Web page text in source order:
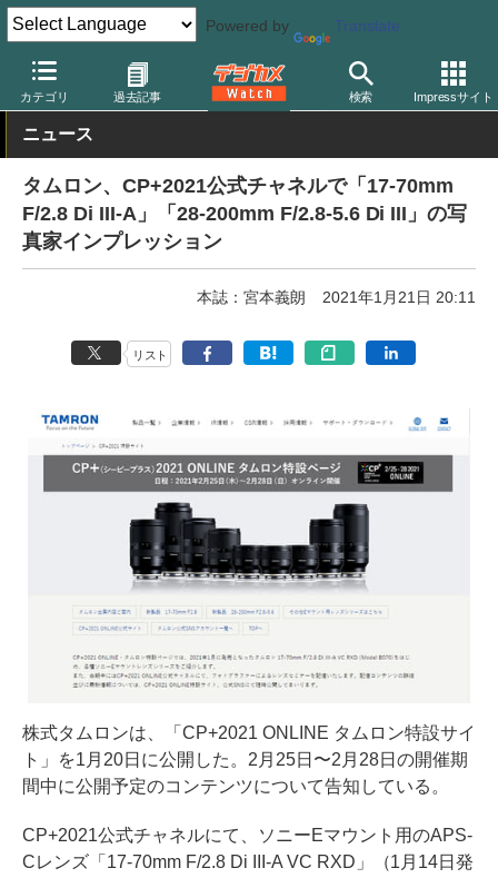
Powered by Translate
カテゴリ 過去記事 検索 Impressサイト
デジカメ Watch イベント CP+ 2021
ニュース
タムロン、CP+2021公式チャネルで「17-70mm
F/2.8 Di III-A」「28-200mm F/2.8-5.6 Di III」の写
真家インプレッション
本誌：宮本義朗 2021年1月21日 20:11
リスト
株式タムロンは、「CP+2021 ONLINE タムロン特設サイ
ト」を1月20日に公開した。2月25日〜2月28日の開催期
間中に公開予定のコンテンツについて告知している。
CP+2021公式チャネルにて、ソニーEマウント用のAPS-
Cレンズ「17-70mm F/2.8 Di III-A VC RXD」（1月14日発